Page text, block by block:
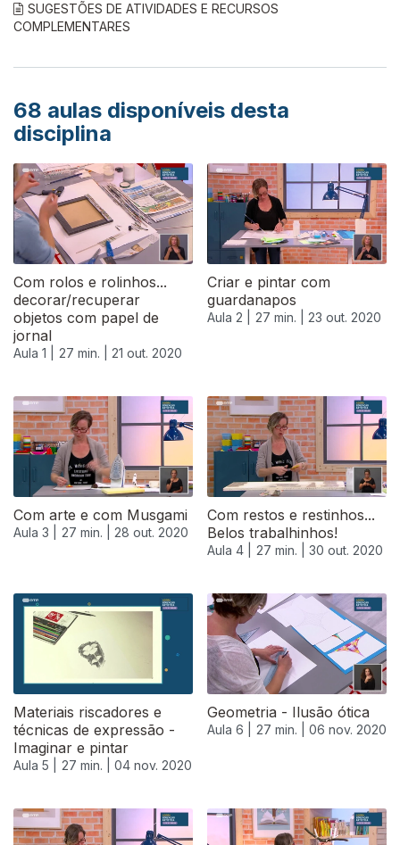
SUGESTÕES DE ATIVIDADES E RECURSOS
COMPLEMENTARES
68 aulas disponíveis desta
disciplina
Com rolos e rolinhos...
decorar/recuperar
objetos com papel de
jornal
Aula 1 | 27 min. | 21 out. 2020
Criar e pintar com
guardanapos
Aula 2 | 27 min. | 23 out. 2020
Com arte e com Musgami
Aula 3 | 27 min. | 28 out. 2020
Com restos e restinhos...
Belos trabalhinhos!
Aula 4 | 27 min. | 30 out. 2020
Materiais riscadores e
técnicas de expressão -
Imaginar e pintar
Aula 5 | 27 min. | 04 nov. 2020
Geometria - Ilusão ótica
Aula 6 | 27 min. | 06 nov. 2020